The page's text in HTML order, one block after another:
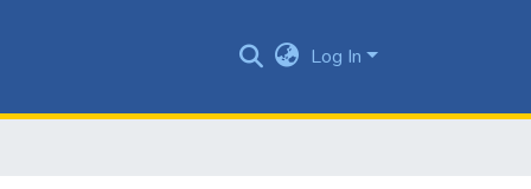
Log In